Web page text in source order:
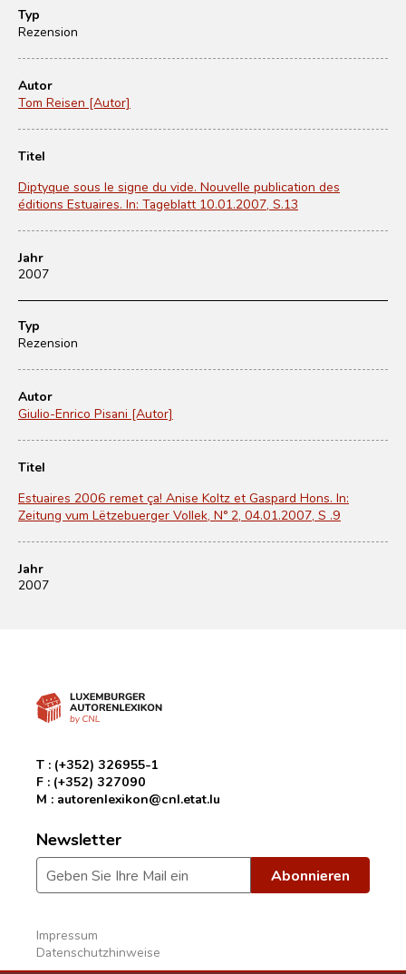
Typ
Rezension
Autor
Tom Reisen [Autor]
Titel
Diptyque sous le signe du vide. Nouvelle publication des
éditions Estuaires. In: Tageblatt 10.01.2007, S.13
Jahr
2007
Typ
Rezension
Autor
Giulio-Enrico Pisani [Autor]
Titel
Estuaires 2006 remet ça! Anise Koltz et Gaspard Hons. In:
Zeitung vum Lëtzebuerger Vollek, N° 2, 04.01.2007, S .9
Jahr
2007
T : (+352) 326955-1
F : (+352) 327090
M : autorenlexikon@cnl.etat.lu
Newsletter
Impressum
Datenschutzhinweise